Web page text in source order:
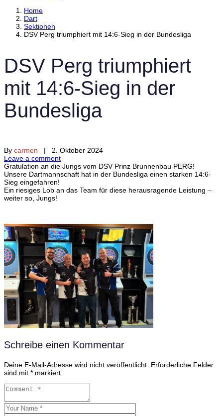
Home
Dart
Sektionen
DSV Perg triumphiert mit 14:6-Sieg in der Bundesliga
DSV Perg triumphiert
mit 14:6-Sieg in der
Bundesliga
By carmen | 2. Oktober 2024
Leave a comment
Gratulation an die Jungs vom DSV Prinz Brunnenbau PERG!
Unsere Dartmannschaft hat in der Bundesliga einen starken 14:6-
Sieg eingefahren!
Ein riesiges Lob an das Team für diese herausragende Leistung –
weiter so, Jungs!
Schreibe einen Kommentar
Deine E-Mail-Adresse wird nicht veröffentlicht. Erforderliche Felder
sind mit * markiert